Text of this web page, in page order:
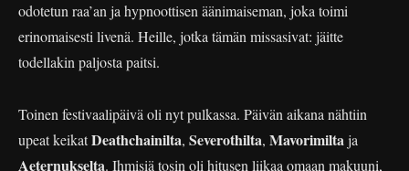
odotetun raa’an ja hypnoottisen äänimaiseman, joka toimi
erinomaisesti livenä. Heille, jotka tämän missasivat: jäitte
todellakin paljosta paitsi.
Toinen festivaalipäivä oli nyt pulkassa. Päivän aikana nähtiin
upeat keikatDeathchainilta, Severothilta, Mavorimiltaja
Aeternukselta. Ihmisiä tosin oli hitusen liikaa omaan makuuni,